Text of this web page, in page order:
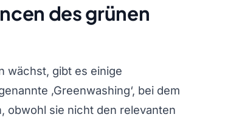
des grünen
wächst, gibt es einige
‚Greenwashing‘, bei dem
obwohl sie nicht den relevanten